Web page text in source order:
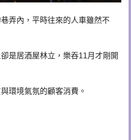
弄內，平時往來的人車雖然不
是居酒屋林立，樂吞11月才剛開
環境氣氛的顧客消費。